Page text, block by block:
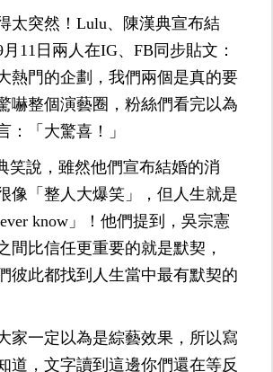
太突然！Lulu、陳漢典宣布結
11日兩人在IG、FB同步貼文：
熱門的企劃，我們兩個是真的要
嚇整個演藝圈，粉絲們看完以為
：「大驚喜！」
笑說，雖然他們宣布結婚的消
像「整人大爆笑」，但人生就是
know」！他們提到，吳宗憲
間比信任更重要的就是默契，
彼此都找到人生當中最有默契的
家一定以為是綜藝效果，所以寫
道，文字讀到這邊你們還在等反